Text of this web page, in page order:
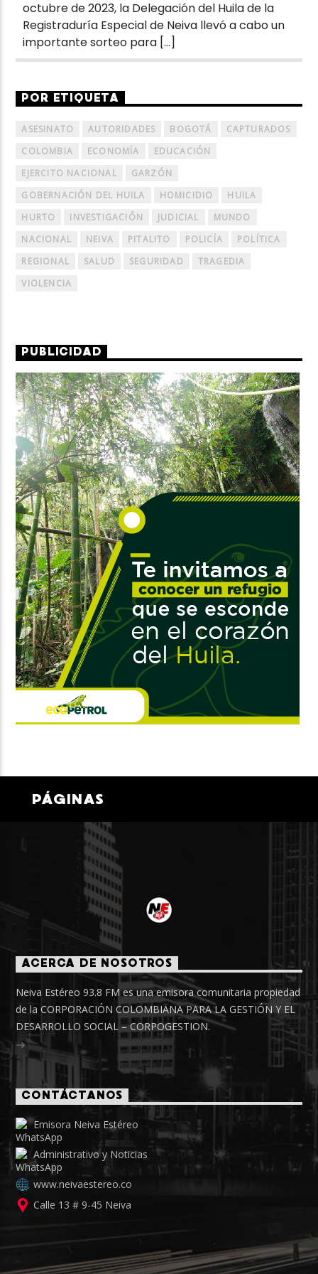
octubre de 2023, la Delegación del Huila de la
Registraduría Especial de Neiva llevó a cabo un
importante sorteo para […]
POR ETIQUETA
ASESINATO AUTORIDADES BOGOTÁ
CAPTURADOS
COLOMBIA
ECONOMÍA
EDUCACIÓN
EJERCITO NACIONAL
GARZÓN
GOBERNACIÓN DEL HUILA
HOMICIDIO
HUILA
HURTO
INVESTIGACIÓN JUDICIAL
MUNDO
NACIONAL
NEIVA PITALITO POLICÍA
POLÍTICA
REGIONAL
SALUD SEGURIDAD
TRAGEDIA
VIOLENCIA
PUBLICIDAD
PÁGINAS
ACERCA DE NOSOTROS
Neiva Estéreo 93.8 FM es una emisora comunitaria propiedad
de la CORPORACIÓN COLOMBIANA PARA LA GESTIÓN Y EL
DESARROLLO SOCIAL – CORPOGESTION.
CONTÁCTANOS
Emisora Neiva Estéreo
Administrativo y Noticias
www.neivaestereo.co
Calle 13 # 9-45 Neiva